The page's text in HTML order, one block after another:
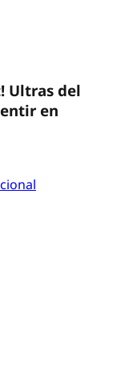
Ultras del
en